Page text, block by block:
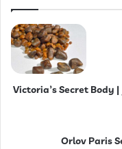
بادی اسپلش ویکتوریا سکرت جاسمین نویر | Victoria’s Secret Body